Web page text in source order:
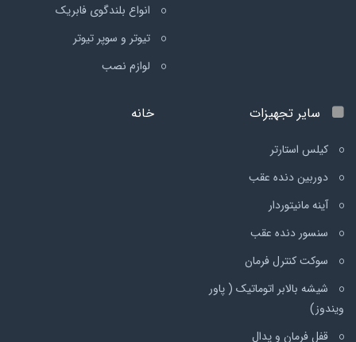
انواع بلندگوی فابریک
تیوتر و سوپر تیوتر
لوازم نصب
سایر تجهیزات
کیلس استارتر
دوربین دنده عقب
آینه مانیتوردار
سنسور دنده عقب
سوکت کنترل فرمان
شیشه بالابر اتوماتیک ( پاور
ویندوز)
قفل فرمان و پدال
خانه